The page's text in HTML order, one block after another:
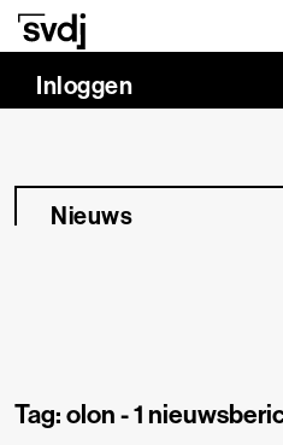
Naar hoofdinhoud
Inloggen
Nieuws
Tag: olon -1